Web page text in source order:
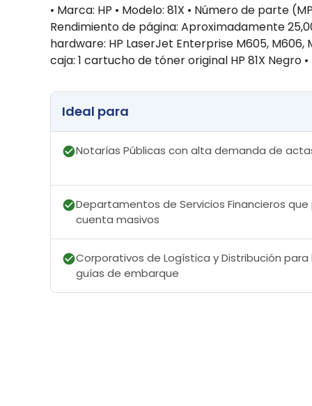
• Marca: HP • Modelo: 81X • Número de parte
Rendimiento de página: Aproximadamente
hardware: HP LaserJet Enterprise M605, M606,
caja: 1 cartucho de tóner original HP 81X Negro
Ideal para
Notarías Públicas con alta demanda de
Departamentos de Servicios Financieros
cuenta masivos
Corporativos de Logística y Distribución
guías de embarque